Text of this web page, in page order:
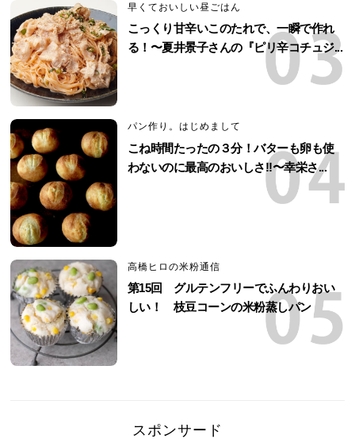
早くておいしい昼ごはん
こっくり甘辛いこのたれで、一瞬で作れ
る！〜夏井景子さんの『ピリ辛コチュジ...
パン作り。はじめまして
こね時間たったの３分！バターも卵も使
わないのに最高のおいしさ!!〜幸栄さ...
高橋ヒロの米粉通信
第15回 グルテンフリーでふんわりおい
しい！ 枝豆コーンの米粉蒸しパン
スポンサード